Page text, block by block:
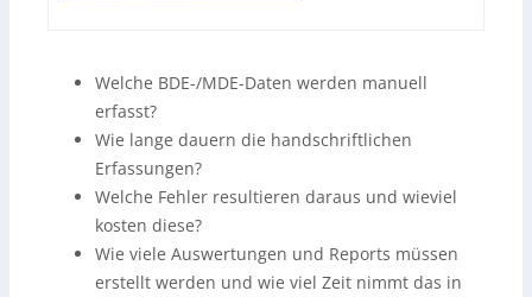
Welche BDE-/MDE-Daten werden manuell
erfasst?
Wie lange dauern die handschriftlichen
Erfassungen?
Welche Fehler resultieren daraus und wieviel
kosten diese?
Wie viele Auswertungen und Reports müssen
erstellt werden und wie viel Zeit nimmt das in